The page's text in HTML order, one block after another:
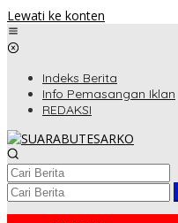
Lewati ke konten
Indeks Berita
Info Pemasangan Iklan
REDAKSI